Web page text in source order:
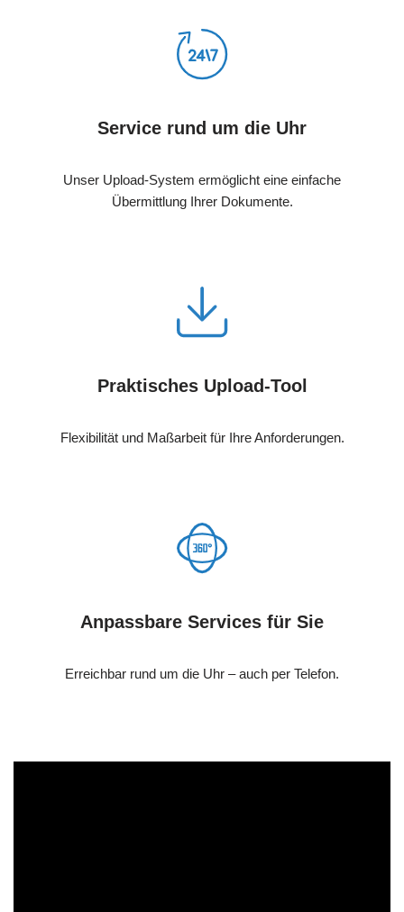
Service rund um die Uhr
Unser Upload-System ermöglicht eine einfache
Übermittlung Ihrer Dokumente.
Praktisches Upload-Tool
Flexibilität und Maßarbeit für Ihre Anforderungen.
Anpassbare Services für Sie
Erreichbar rund um die Uhr – auch per Telefon.